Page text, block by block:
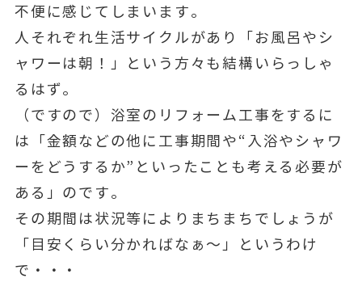
不便に感じてしまいます。
人それぞれ生活サイクルがあり「お風呂やシ
ャワーは朝！」という方々も結構いらっしゃ
るはず。
（ですので）浴室のリフォーム工事をするに
は「金額などの他に工事期間や“入浴やシャワ
ーをどうするか”といったことも考える必要が
ある」のです。
その期間は状況等によりまちまちでしょうが
「目安くらい分かればなぁ～」というわけ
で・・・